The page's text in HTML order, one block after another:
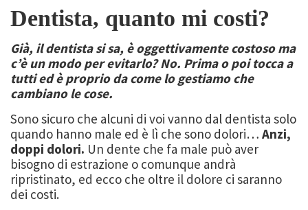
Dentista, quanto mi costi?
Già, il dentista si sa, è oggettivamente costoso ma
c’è un modo per evitarlo? No. Prima o poi tocca a
tutti ed è proprio da come lo gestiamo che
cambiano le cose.
Sono sicuro che alcuni di voi vanno dal dentista solo
quando hanno male ed è lì che sono dolori… Anzi,
doppi dolori. Un dente che fa male può aver
bisogno di estrazione o comunque andrà
ripristinato, ed ecco che oltre il dolore ci saranno
dei costi.